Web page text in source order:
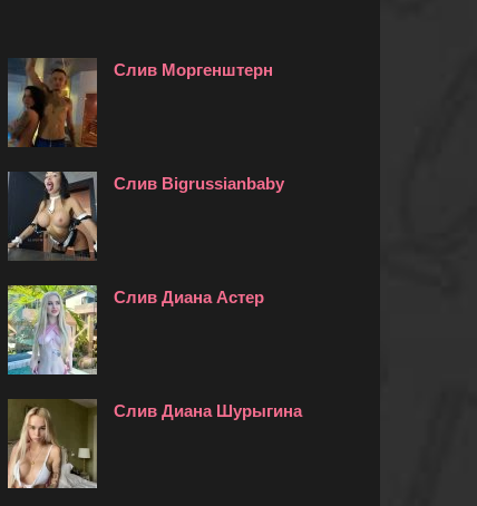
Слив Моргенштерн
Слив Bigrussianbaby
Слив Диана Астер
Слив Диана Шурыгина